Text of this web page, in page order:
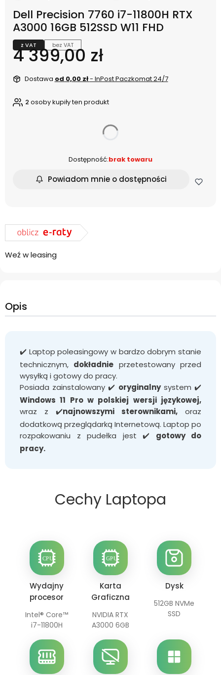
Dell Precision 7760 i7-11800H RTX
A3000 16GB 512SSD W11 FHD
z VAT bez VAT
Cena
4 399,00 zł
Dostawa od 0,00 zł- InPost Paczkomat 24/7
2 osoby kupiły ten produkt
Dostępność:brak towaru
Powiadom mnie o dostępności
Weź w leasing
Opis
✔️ Laptop poleasingowy w bardzo dobrym stanie
technicznym, dokładnie przetestowany przed
wysyłką i gotowy do pracy.
Posiada zainstalowany ✔️ oryginalnysystem ✔️
Windows 11 Pro w polskiej wersji językowej,
wraz z ✔️najnowszymi sterownikami,
oraz
dodatkową przeglądarką Internetową. Laptop po
rozpakowaniu z pudełka jest ✔️ gotowy do
pracy.
Cechy Laptopa
Wydajny
procesor
Intel® Core™
i7-11800H
Karta
Graficzna
NVIDIA RTX
A3000 6GB
Dysk
512GB NVMe
SSD